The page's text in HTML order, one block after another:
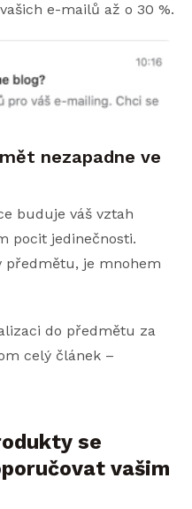
e-mailů až o 30 %.
nezapadne ve
buduje váš vztah
pocit jedinečnosti.
předmětu, je mnohem
do předmětu za
celý článek –
se
vašim